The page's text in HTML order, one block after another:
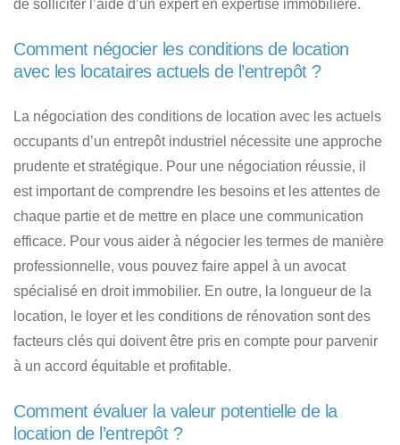
de solliciter l’aide d’un expert en expertise immobilière.
Comment négocier les conditions de location
avec les locataires actuels de l’entrepôt ?
La négociation des conditions de location avec les actuels
occupants d’un entrepôt industriel nécessite une approche
prudente et stratégique. Pour une négociation réussie, il
est important de comprendre les besoins et les attentes de
chaque partie et de mettre en place une communication
efficace. Pour vous aider à négocier les termes de manière
professionnelle, vous pouvez faire appel à un avocat
spécialisé en droit immobilier. En outre, la longueur de la
location, le loyer et les conditions de rénovation sont des
facteurs clés qui doivent être pris en compte pour parvenir
à un accord équitable et profitable.
Comment évaluer la valeur potentielle de la
location de l’entrepôt ?